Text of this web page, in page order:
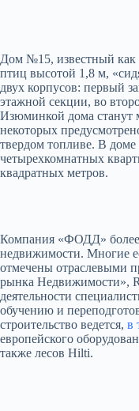
Дом №15, известный как
птиц высотой 1,8 м,
двух корпусов: первый
этажной секции, во
Изюминкой дома станут
некоторых
твердом топливе. В доме
четырехкомнатных
квадратных метров.
Компания «ФОДД» более
недвижимости. Многие
отмечены отраслевыми
рынка Недвижимости»,
деятельности
обучению и
строительство ведется, в
европейского
также лесов Hilti.